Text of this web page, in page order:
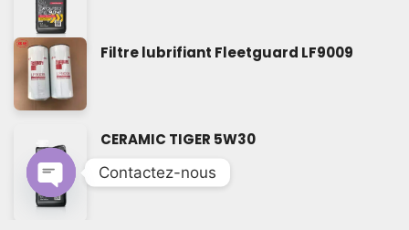
Filtre lubrifiant Fleetguard LF9009
CERAMIC TIGER 5W30
Contactez-nous